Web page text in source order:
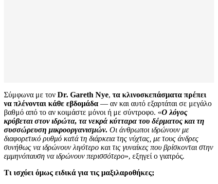
Σύμφωνα με τον Dr. Gareth Nye, τα κλινοσκεπάσματα πρέπει
να πλένονται κάθε εβδομάδα — αν και αυτό εξαρτάται σε μεγάλο
βαθμό από το αν κοιμάστε μόνοι ή με σύντροφο. «Ο λόγος
κρύβεται στον ιδρώτα, τα νεκρά κύτταρα του δέρματος και τη
συσσώρευση μικροοργανισμών. Οι άνθρωποι ιδρώνουν με
διαφορετικό ρυθμό κατά τη διάρκεια της νύχτας, με τους άνδρες
συνήθως να ιδρώνουν λιγότερο και τις γυναίκες που βρίσκονται στην
εμμηνόπαυση να ιδρώνουν περισσότερο», εξηγεί ο γιατρός.
Τι ισχύει όμως ειδικά για τις μαξιλαροθήκες;